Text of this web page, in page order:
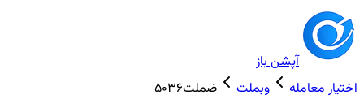
آپشن باز
اختیار معامله
وبملت ضملت5036